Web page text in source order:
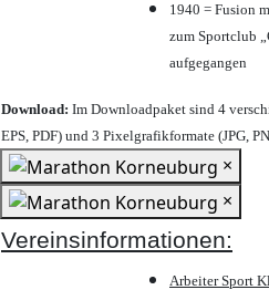
1940 = Fusion
zum Sportclub
aufgegangen
Download: Im Downloadpaket sind 4
EPS, PDF) und 3 Pixelgrafikformate (JPG,
×
×
Vereinsinformationen:
Arbeiter Sport